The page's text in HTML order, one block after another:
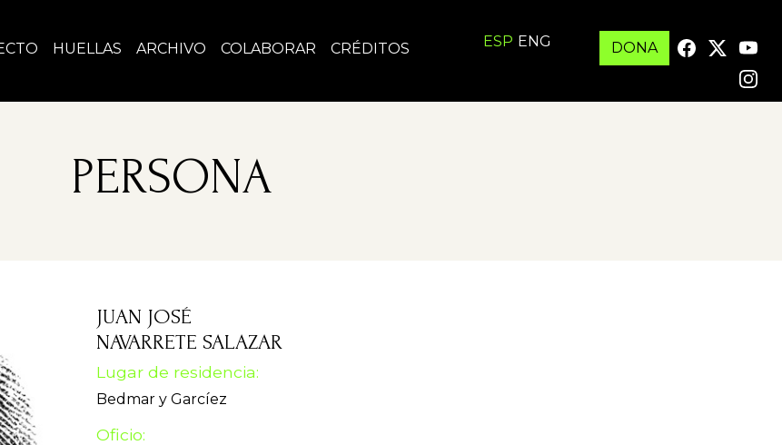
HUELLAS ARCHIVO COLABORAR CRÉDITOS ESP ENG DONA
PERSONA
JUAN JOSÉ
NAVARRETE SALAZAR
Lugar de residencia:
Bedmar y Garcíez
Oficio: